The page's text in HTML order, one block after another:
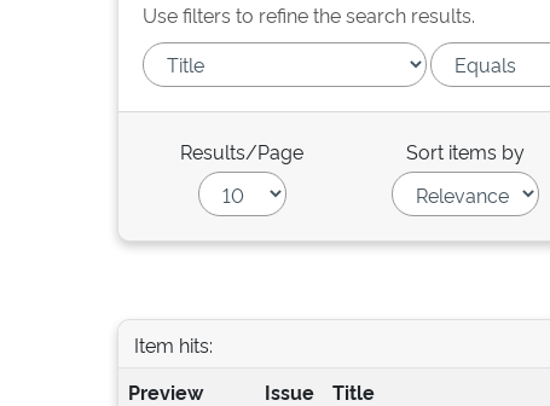
Use filters to refine the search results.
Results/Page Sort items by
Item hits:
Preview
Issue
Title